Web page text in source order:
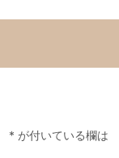
* が付いている欄は